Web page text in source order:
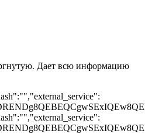
Дает всю информацию